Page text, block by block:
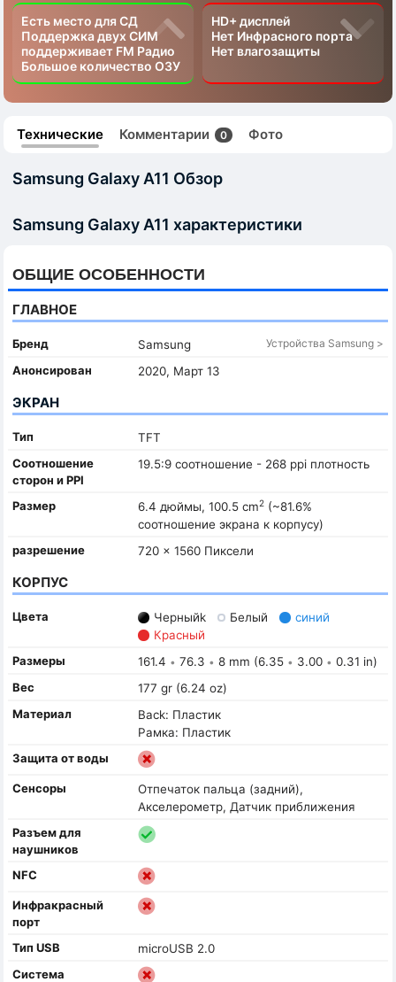
Есть место для СД
Поддержка двух СИМ
поддерживает FM Радио
Большое количество ОЗУ
HD+ дисплей
Нет Инфрасного порта
Нет влагозащиты
Технические Комментарии 0 Фото
Samsung Galaxy A11 Обзор
Samsung Galaxy A11 характеристики
ОБЩИЕ ОСОБЕННОСТИ
ГЛАВНОЕ
Бренд Samsung Устройства Samsung >
Анонсирован 2020, Март 13
ЭКРАН
Тип
TFT
Соотношение
сторон и PPI
19.5:9 соотношение - 268 ppi плотность
Размер 6.4 дюймы, 100.5 cm2(~81.6%
соотношение экрана к корпусу)
разрешение
720 x 1560 Пиксели
КОРПУС
Цвета Черныйk Белый
синий
Красный
Размеры
161.4 • 76.3 • 8 mm (6.35 • 3.00 • 0.31 in)
Вес
177 gr (6.24 oz)
Материал
Back: Пластик
Рамка: Пластик
Защита от воды
Сенсоры
Отпечаток пальца (задний),
Акселерометр, Датчик приближения
Разъем для
наушников
NFC
Инфракрасный
порт
Тип USB
microUSB 2.0
Система